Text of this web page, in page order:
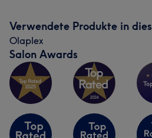
Verwendete Produkte in
Olaplex
Salon Awards